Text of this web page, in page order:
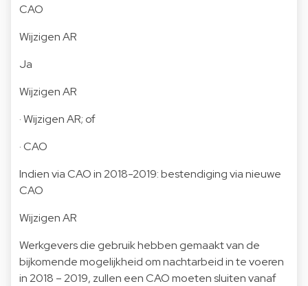
CAO
Wijzigen AR
Ja
Wijzigen AR
· Wijzigen AR; of
· CAO
Indien via CAO in 2018-2019: bestendiging via nieuwe
CAO
Wijzigen AR
Werkgevers die gebruik hebben gemaakt van de
bijkomende mogelijkheid om nachtarbeid in te voeren
in 2018 – 2019, zullen een CAO moeten sluiten vanaf